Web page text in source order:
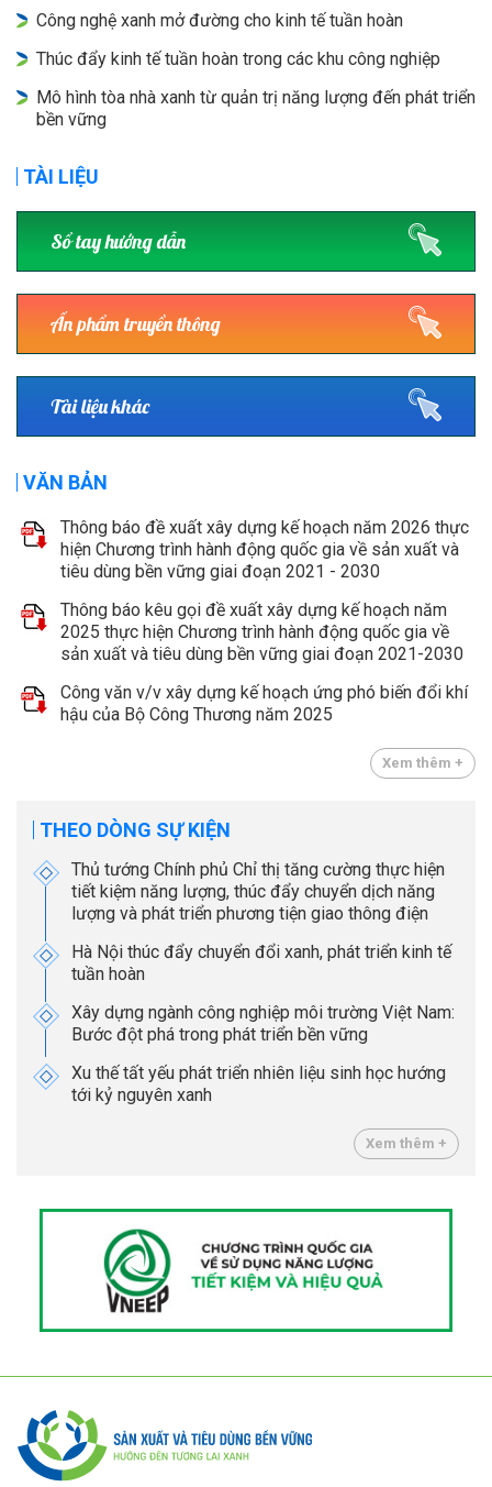
Công nghệ xanh mở đường cho kinh tế tuần hoàn
Thúc đẩy kinh tế tuần hoàn trong các khu công nghiệp
Mô hình tòa nhà xanh từ quản trị năng lượng đến phát triển
bền vững
TÀI LIỆU
Sổ tay hướng dẫn
Ấn phẩm truyền thông
Tài liệu khác
VĂN BẢN
Thông báo đề xuất xây dựng kế hoạch năm 2026 thực
hiện Chương trình hành động quốc gia về sản xuất và
tiêu dùng bền vững giai đoạn 2021 - 2030
Thông báo kêu gọi đề xuất xây dựng kế hoạch năm
2025 thực hiện Chương trình hành động quốc gia về
sản xuất và tiêu dùng bền vững giai đoạn 2021-2030
Công văn v/v xây dựng kế hoạch ứng phó biến đổi khí
hậu của Bộ Công Thương năm 2025
Xem thêm +
THEO DÒNG SỰ KIỆN
Thủ tướng Chính phủ Chỉ thị tăng cường thực hiện
tiết kiệm năng lượng, thúc đẩy chuyển dịch năng
lượng và phát triển phương tiện giao thông điện
Hà Nội thúc đẩy chuyển đổi xanh, phát triển kinh tế
tuần hoàn
Xây dựng ngành công nghiệp môi trường Việt Nam:
Bước đột phá trong phát triển bền vững
Xu thế tất yếu phát triển nhiên liệu sinh học hướng
tới kỷ nguyên xanh
Xem thêm +